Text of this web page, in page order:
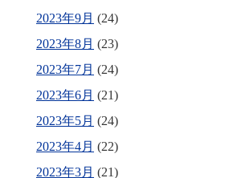
2023年9月 (24)
2023年8月 (23)
2023年7月 (24)
2023年6月 (21)
2023年5月 (24)
2023年4月 (22)
2023年3月 (21)